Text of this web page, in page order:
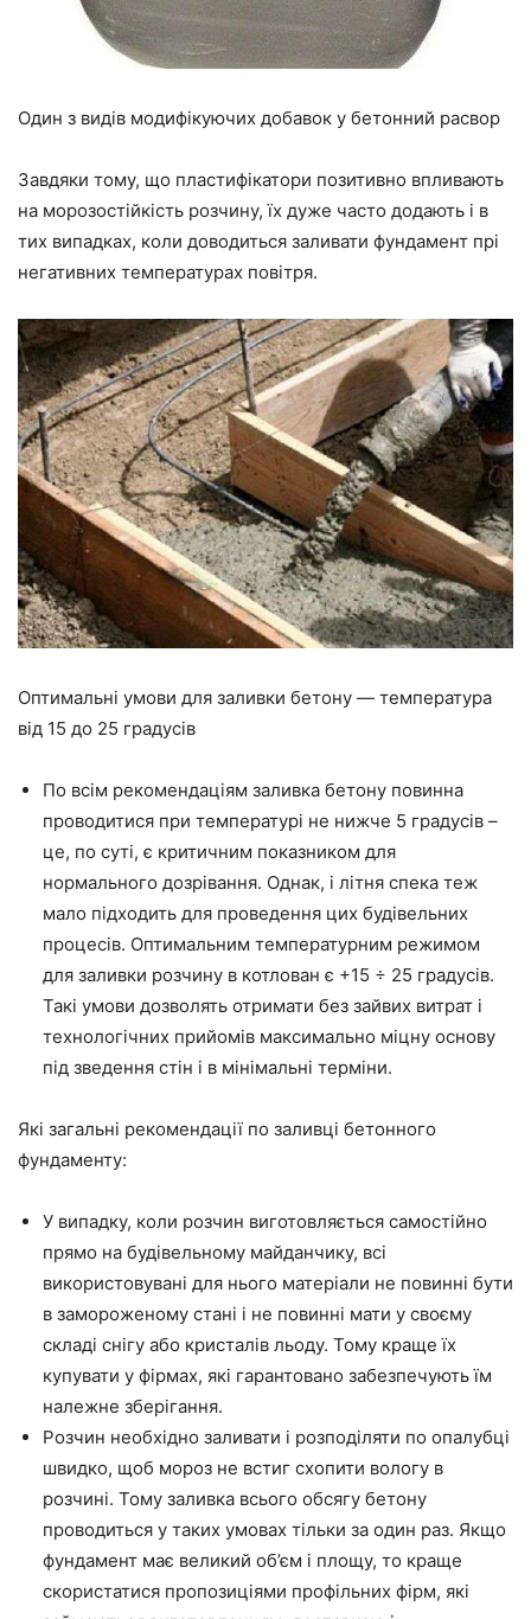
Один з видів модифікуючих добавок у бетонний расвор
Завдяки тому, що пластифікатори позитивно впливають
на морозостійкість розчину, їх дуже часто додають і в
тих випадках, коли доводиться заливати фундамент прі
негативних температурах повітря.
Оптимальні умови для заливки бетону — температура
від 15 до 25 градусів
По всім рекомендаціям заливка бетону повинна
проводитися при температурі не нижче 5 градусів –
це, по суті, є критичним показником для
нормального дозрівання. Однак, і літня спека теж
мало підходить для проведення цих будівельних
процесів. Оптимальним температурним режимом
для заливки розчину в котлован є +15 ÷ 25 градусів.
Такі умови дозволять отримати без зайвих витрат і
технологічних прийомів максимально міцну основу
під зведення стін і в мінімальні терміни.
Які загальні рекомендації по заливці бетонного
фундаменту:
У випадку, коли розчин виготовляється самостійно
прямо на будівельному майданчику, всі
використовувані для нього матеріали не повинні бути
в замороженому стані і не повинні мати у своєму
складі снігу або кристалів льоду. Тому краще їх
купувати у фірмах, які гарантовано забезпечують їм
належне зберігання.
Розчин необхідно заливати і розподіляти по опалубці
швидко, щоб мороз не встиг схопити вологу в
розчині. Тому заливка всього обсягу бетону
проводиться у таких умовах тільки за один раз. Якщо
фундамент має великий об’єм і площу, то краще
скористатися пропозиціями профільних фірм, які